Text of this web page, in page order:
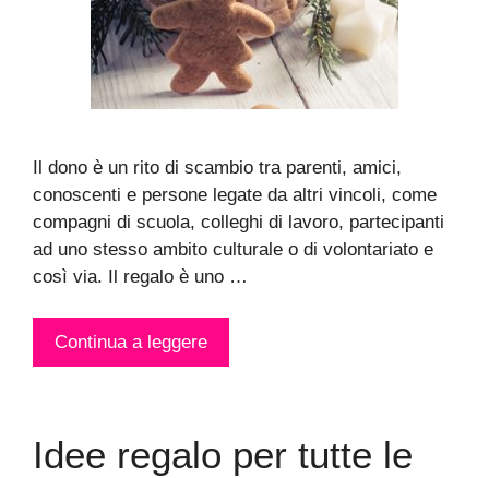
Il dono è un rito di scambio tra parenti, amici,
conoscenti e persone legate da altri vincoli, come
compagni di scuola, colleghi di lavoro, partecipanti
ad uno stesso ambito culturale o di volontariato e
così via. Il regalo è uno …
Continua a leggere
Idee regalo per tutte le